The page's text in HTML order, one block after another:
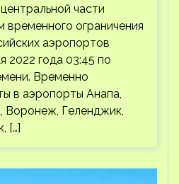
части
ограничения
аэропортов
2022 года 03:45 по
Временно
в аэропорты Анапа,
Воронеж, Геленджик,
[…]